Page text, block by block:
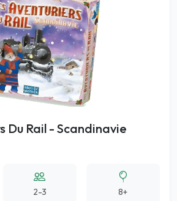
Du Rail - Scandinavie
2-3 8+